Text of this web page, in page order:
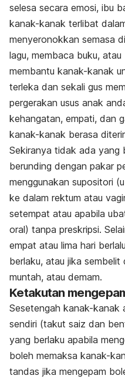
selesa secara emosi, ibu
kanak-kanak terlibat
menyeronokkan semasa
lagu, membaca buku,
membantu kanak-kanak
terleka dan sekali gus
pergerakan usus anak
kehangatan, empati, dan
kanak-kanak berasa
Sekiranya tidak ada yang
berunding dengan pakar
menggunakan supositori
ke dalam rektum atau
setempat atau apabila
oral) tanpa preskripsi.
empat atau lima hari
berlaku, atau jika
muntah, atau demam.
Ketakutan
Sesetengah kanak-
sendiri (takut saiz dan
yang berlaku apabila
boleh memaksa kanak-
tandas jika mengepam